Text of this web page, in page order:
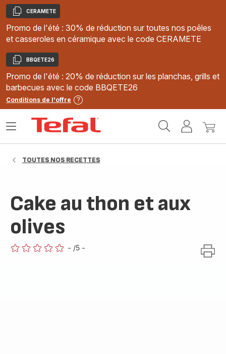
Copier
CERAMETE
Promo de l'été : 30% de réduction sur toutes nos poêles
et casseroles en céramique avec le code CERAMETE
Copier
BBQETE26
Promo de l'été : 20% de réduction sur les planchas, grills et
barbecues avec le code BBQETE26
Conditions de l'offre
MonMon
Ouvrir
TOUTES NOS RECETTES
Cake au thon et aux
olives
- /5 -